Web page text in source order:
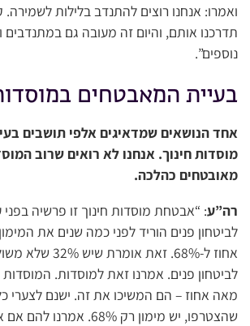
ואמרו: אנחנו רוצים להתנדב בלילות לשמירה.
תדרכנו אותם, והיום זה מעובה גם במתנדבים
נוספים”.
בעיית המאבטחים
אחד הנושאים שמדאיגים אלפי תושבים
מוסדות חינוך. אנחנו לא רואים שרוב
מאובטחים כהלכה.
רה”ע: “אבטחת מוסדות חינוך זו פרשיה
לביטחון פנים הוריד לפני כמה שנים את
אחוז ל-68%. זאת
לביטחון פנים. אמרנו זאת למוסדות.
מאה אחוז – הם המשיכו את זה. ישנם לצערי
שהצטרפו, יש מימון רק 68%.